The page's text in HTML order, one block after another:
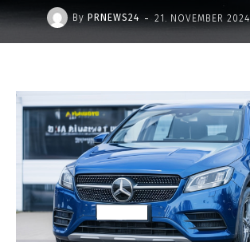
By PRNEWS24 - 21. NOVEMBER 2024